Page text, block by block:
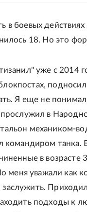
в боевых
18. Но это
уже с 2014
Я еще не
прослужил в
механиком-
командиром
в
меня уважали как
подходы к